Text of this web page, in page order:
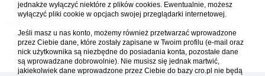
jednakże wyłączyć niektóre z plików cookies. Ewentualnie, możesz
wyłączyć pliki cookie w opcjach swojej przeglądarki internetowej.
Jeśli masz u nas konto, możemy również przetwarzać wprowadzone
przez Ciebie dane, które zostały zapisane w Twoim profilu (e-mail oraz
nick użytkownika są niezbędne do posiadania konta, pozostałe dane
są wprowadzane dobrowolnie). Nie musisz się jednak martwić,
jakiekolwiek dane wprowadzone przez Ciebie do bazy cro.pl nie będą